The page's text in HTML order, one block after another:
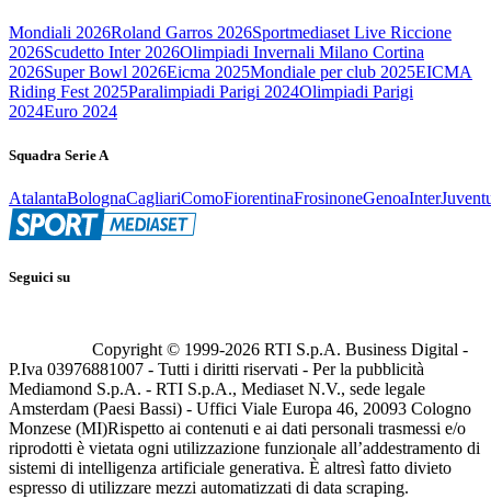
Mondiali 2026Roland Garros 2026Sportmediaset Live Riccione
2026Scudetto Inter 2026Olimpiadi Invernali Milano Cortina
2026Super Bowl 2026Eicma 2025Mondiale per club 2025EICMA
Riding Fest 2025Paralimpiadi Parigi 2024Olimpiadi Parigi
2024Euro 2024
Squadra Serie A
AtalantaBolognaCagliariComoFiorentinaFrosinoneGenoaInter
Seguici su
Copyright © 1999-2026 RTI S.p.A. Business Digital -
P.Iva 03976881007 - Tutti i diritti riservati - Per la pubblicità
Mediamond S.p.A. - RTI S.p.A., Mediaset N.V., sede legale
Amsterdam (Paesi Bassi) - Uffici Viale Europa 46, 20093 Cologno
Monzese (MI)Rispetto ai contenuti e ai dati personali trasmessi e/o
riprodotti è vietata ogni utilizzazione funzionale all’addestramento di
sistemi di intelligenza artificiale generativa. È altresì fatto divieto
espresso di utilizzare mezzi automatizzati di data scraping.